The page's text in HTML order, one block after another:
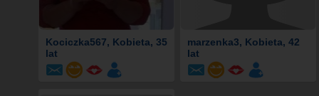
Kociczka567, Kobieta, 35
lat
marzenka3, Kobieta, 42
lat